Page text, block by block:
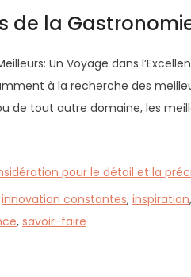
de la
Un Voyage dans
à la recherche des
de tout autre domaine, les
pour le détail et la
innovation constantes, inspiration,
, savoir-faire